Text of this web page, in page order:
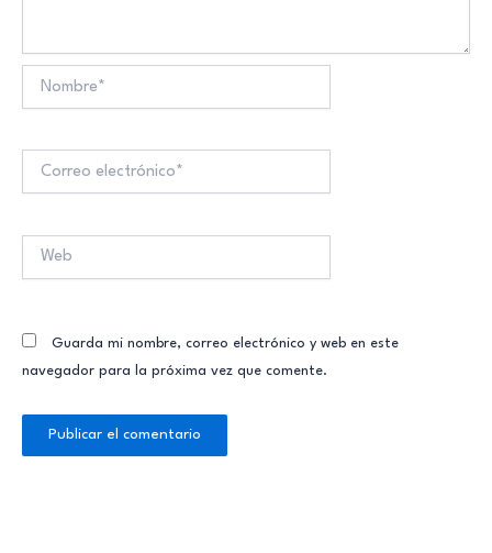
Guarda mi nombre, correo electrónico y web en este
navegador para la próxima vez que comente.